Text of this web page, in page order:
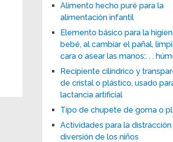
Alimento hecho puré para la
alimentación infantil
Elemento básico para la
bebé, al cambiar el pañal,
cara o asear las manos:. . .
Recipiente cilíndrico y
de cristal o plástico, usado
lactancia artificial
Tipo de chupete de goma o
Actividades para la
diversión de los niños